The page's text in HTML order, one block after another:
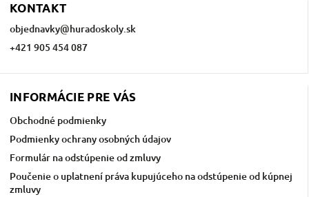
KONTAKT
objednavky@huradoskoly.sk
+421 905 454 087
INFORMÁCIE PRE VÁS
Obchodné podmienky
Podmienky ochrany osobných údajov
Formulár na odstúpenie od zmluvy
Poučenie o uplatnení práva kupujúceho na odstúpenie od kúpnej
zmluvy